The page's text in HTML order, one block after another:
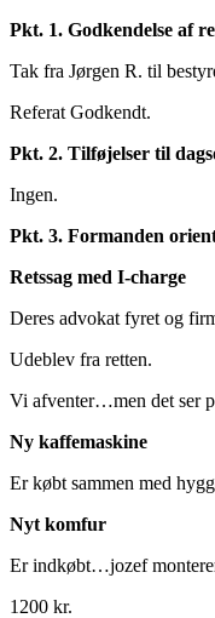
Pkt. 1. Godkendelse af
Tak fra Jørgen R. til
Referat Godkendt.
Pkt. 2. Tilføjelser til
Ingen.
Pkt. 3. Formanden
Retssag med I-charge
Deres advokat fyret og
Udeblev fra retten.
Vi afventer…men det ser
Ny kaffemaskine
Er købt sammen med
Nyt komfur
Er indkøbt…jozef
1200 kr.